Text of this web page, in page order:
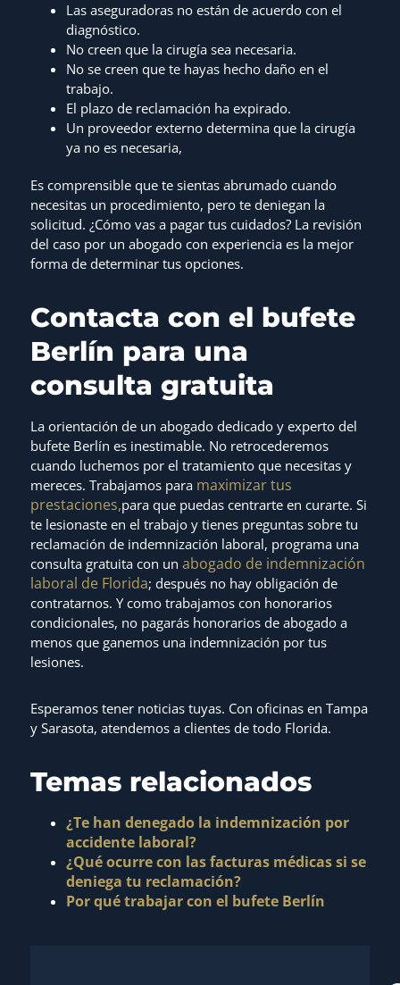
Las aseguradoras no están de acuerdo con el
diagnóstico.
No creen que la cirugía sea necesaria.
No se creen que te hayas hecho daño en el
trabajo.
El plazo de reclamación ha expirado.
Un proveedor externo determina que la cirugía
ya no es necesaria,
Es comprensible que te sientas abrumado cuando
necesitas un procedimiento, pero te deniegan la
solicitud. ¿Cómo vas a pagar tus cuidados? La revisión
del caso por un abogado con experiencia es la mejor
forma de determinar tus opciones.
Contacta con el bufete
Berlín para una
consulta gratuita
La orientación de un abogado dedicado y experto del
bufete Berlín es inestimable. No retrocederemos
cuando luchemos por el tratamiento que necesitas y
mereces. Trabajamos para maximizar tus
prestaciones,para que puedas centrarte en curarte. Si
te lesionaste en el trabajo y tienes preguntas sobre tu
reclamación de indemnización laboral, programa una
consulta gratuita con un abogado de indemnización
laboral de Florida; después no hay obligación de
contratarnos. Y como trabajamos con honorarios
condicionales, no pagarás honorarios de abogado a
menos que ganemos una indemnización por tus
lesiones.
Esperamos tener noticias tuyas. Con oficinas en Tampa
y Sarasota, atendemos a clientes de todo Florida.
Temas relacionados
¿Te han denegado la indemnización por
accidente laboral?
¿Qué ocurre con las facturas médicas si se
deniega tu reclamación?
Por qué trabajar con el bufete Berlín